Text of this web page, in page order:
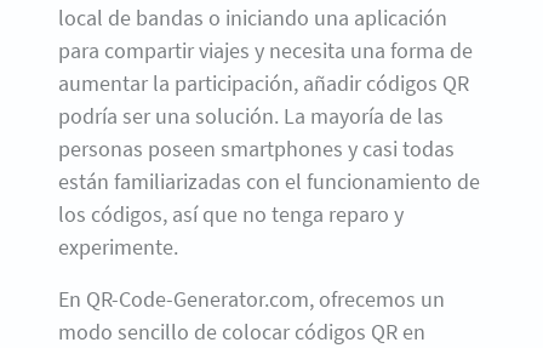
local de bandas o iniciando una aplicación
para compartir viajes y necesita una forma de
aumentar la participación, añadir códigos QR
podría ser una solución. La mayoría de las
personas poseen smartphones y casi todas
están familiarizadas con el funcionamiento de
los códigos, así que no tenga reparo y
experimente.
En QR-Code-Generator.com, ofrecemos un
modo sencillo de colocar códigos QR en